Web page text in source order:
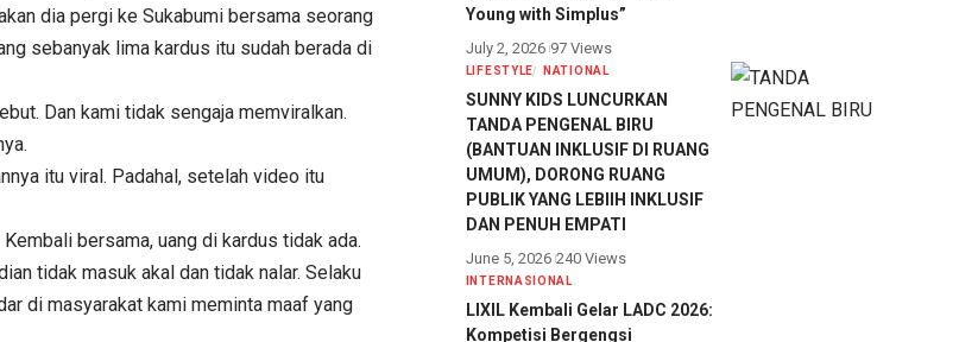
dia pergi ke Sukabumi bersama seorang
sebanyak lima kardus itu sudah berada di
Dan kami tidak sengaja memviralkan.
itu viral. Padahal, setelah video itu
bersama, uang di kardus tidak ada.
tidak masuk akal dan tidak nalar. Selaku
di masyarakat kami meminta maaf yang
Young with Simplus”
July 2, 2026 97 Views
LIFESTYLE NATIONAL
SUNNY KIDS LUNCURKAN
TANDA PENGENAL BIRU
(BANTUAN INKLUSIF DI RUANG
UMUM), DORONG RUANG
PUBLIK YANG LEBIIH INKLUSIF
DAN PENUH EMPATI
June 5, 2026 240 Views
INTERNASIONAL
LIXIL Kembali Gelar LADC 2026:
Kompetisi Bergengsi